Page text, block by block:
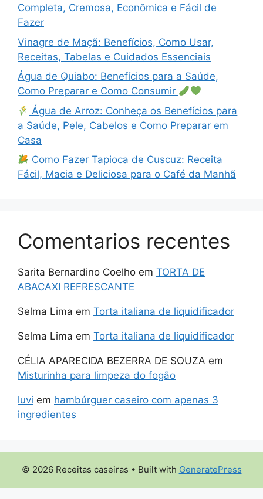
Completa, Cremosa, Econômica e Fácil de
Fazer
Vinagre de Maçã: Benefícios, Como Usar,
Receitas, Tabelas e Cuidados Essenciais
Água de Quiabo: Benefícios para a Saúde,
Como Preparar e Como Consumir
Água de Arroz: Conheça os Benefícios para
a Saúde, Pele, Cabelos e Como Preparar em
Casa
Como Fazer Tapioca de Cuscuz: Receita
Fácil, Macia e Deliciosa para o Café da Manhã
Comentarios recentes
Sarita Bernardino Coelho em TORTA DE
ABACAXI REFRESCANTE
Selma Lima em Torta italiana de liquidificador
Selma Lima em Torta italiana de liquidificador
CÉLIA APARECIDA BEZERRA DE SOUZA em
Misturinha para limpeza do fogão
luvi em hambúrguer caseiro com apenas 3
ingredientes
© 2026 Receitas caseiras • Built with GeneratePress